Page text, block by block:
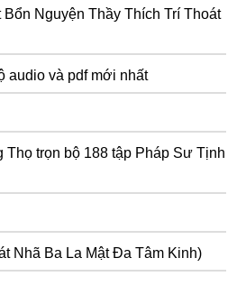
Nguyện Thầy Thích Trí Thoát
audio và pdf mới nhất
trọn bộ 188 tập Pháp Sư Tịnh
Nhã Ba La Mật Đa Tâm Kinh)